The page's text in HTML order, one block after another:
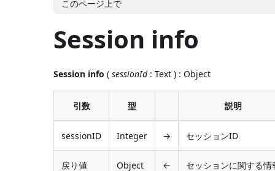
このページ上で
Session info
Session info (sessionId: Text ) : Object
引数 型 説明
sessionID Integer → セッションID
戻り値 Object ← セッションに関する情